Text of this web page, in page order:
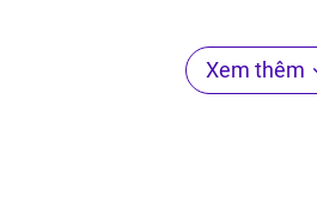
Xem thêm